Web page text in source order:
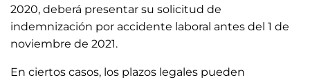
2020, deberá presentar su solicitud de
indemnización por accidente laboral antes del 1 de
noviembre de 2021.
En ciertos casos, los plazos legales pueden